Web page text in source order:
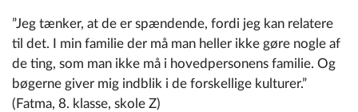
”Jeg tænker, at de er spændende, fordi jeg kan relatere
til det. I min familie der må man heller ikke gøre nogle af
de ting, som man ikke må i hovedpersonens familie. Og
bøgerne giver mig indblik i de forskellige kulturer.”
(Fatma, 8. klasse, skole Z)